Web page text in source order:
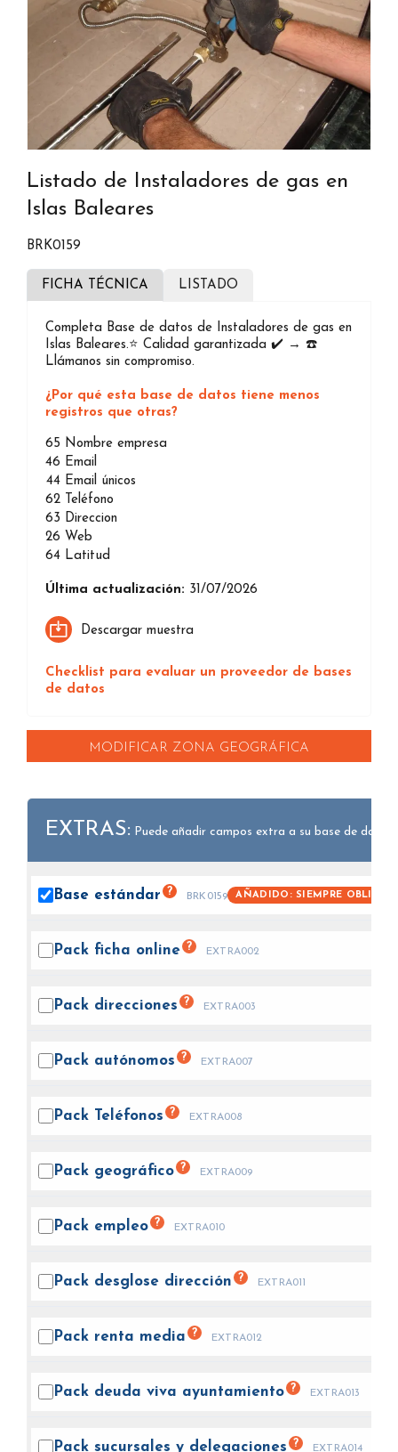
Listado de Instaladores de gas en
Islas Baleares
BRK0159
FICHA TÉCNICA LISTADO
Completa Base de datos de Instaladores de gas en
Islas Baleares.⭐️ Calidad garantizada ✔️ → ☎️
Llámanos sin compromiso.
¿Por qué esta base de datos tiene menos
registros que otras?
65 Nombre empresa
46 Email
44 Email únicos
62 Teléfono
63 Direccion
26 Web
64 Latitud
Última actualización: 31/07/2026
Descargar muestra
Checklist para evaluar un proveedor de bases
de datos
MODIFICAR ZONA GEOGRÁFICA
EXTRAS: Puede añadir campos extra a su base de datos.
Base estándar ? BRK0159 AÑADIDO: SIEMPRE
Pack ficha online ? EXTRA002
Pack direcciones ? EXTRA003
Pack autónomos ? EXTRA007
Pack Teléfonos ? EXTRA008
Pack geográfico ? EXTRA009
Pack empleo ? EXTRA010
Pack desglose dirección ? EXTRA011
Pack renta media ? EXTRA012
Pack deuda viva ayuntamiento ? EXTRA013
Pack sucursales y delegaciones ? EXTRA014